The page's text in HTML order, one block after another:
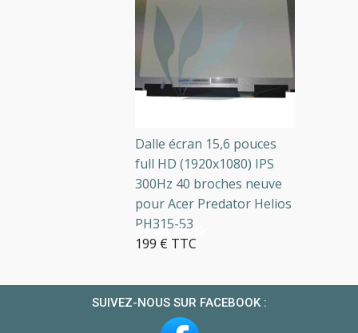
5+ en stock
Dalle écran 15,6 pouces
full HD (1920x1080) IPS
300Hz 40 broches neuve
pour Acer Predator Helios
PH315-53
199 € TTC
SUIVEZ-NOUS SUR FACEBOOK :